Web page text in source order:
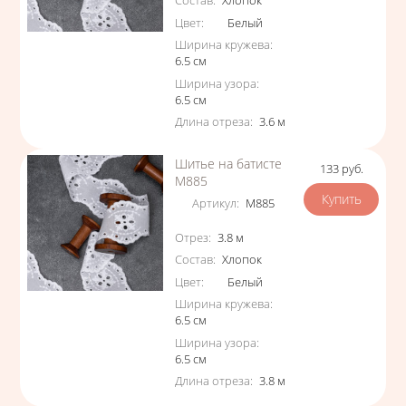
Цвет:
Белый
Ширина кружева:
6.5см
Ширина узора:
6.5см
Длина отреза: 3.6 м
Шитье на батисте
М885
Артикул: М885
Характеристики
Отрез: 3.8 м
Состав: Хлопок
Цвет:
Белый
Ширина кружева:
6.5см
Ширина узора:
6.5см
Длина отреза: 3.8 м
Цена
133 руб.